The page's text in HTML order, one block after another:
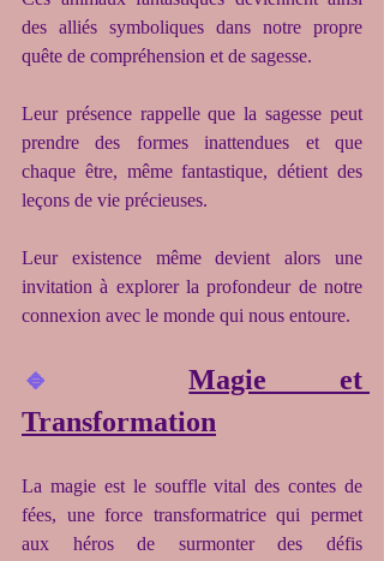
des alliés symboliques dans notre propre
quête de compréhension et de sagesse.
Leur présence rappelle que la sagesse peut
prendre des formes inattendues et que
chaque être, même fantastique, détient des
leçons de vie précieuses.
Leur existence même devient alors une
invitation à explorer la profondeur de notre
connexion avec le monde qui nous entoure.
🔹
Magie et
Transformation
La magie est le souffle vital des contes de
fées, une force transformatrice qui permet
aux héros de surmonter des défis